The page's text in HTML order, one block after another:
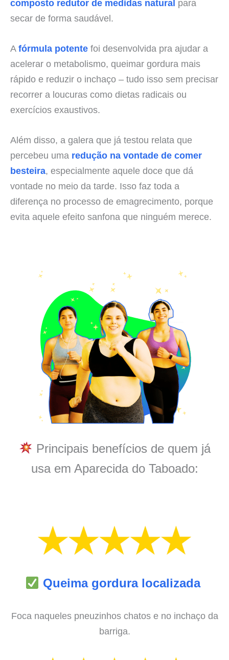
composto redutor de medidas natural para
secar de forma saudável.
Afórmula potente foi desenvolvida pra ajudar a
acelerar o metabolismo, queimar gordura mais
rápido e reduzir o inchaço – tudo isso sem precisar
recorrer a loucuras como dietas radicais ou
exercícios exaustivos.
Além disso, a galera que já testou relata que
percebeu uma redução na vontade de comer
besteira, especialmente aquele doce que dá
vontade no meio da tarde. Isso faz toda a
diferença no processo de emagrecimento, porque
evita aquele efeito sanfona que ninguém merece.
Principais benefícios de quem já
usa em Aparecida do Taboado:
Queima gordura localizada
Foca naqueles pneuzinhos chatos e no inchaço da
barriga.